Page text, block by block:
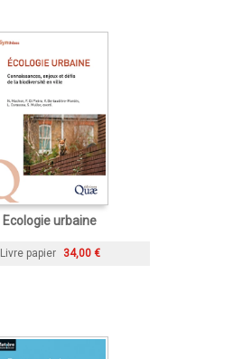
Ecologie urbaine
Livre papier 34,00 €